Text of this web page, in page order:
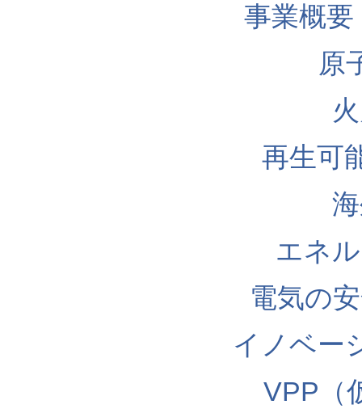
事業概
原
再生可
エネ
電気の
イノベー
VPP（